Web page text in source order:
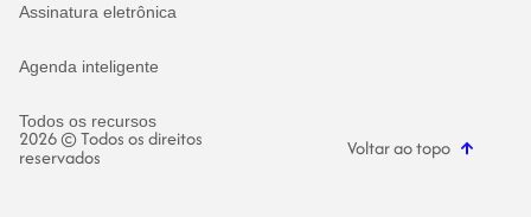
Assinatura eletrônica
Agenda inteligente
Todos os recursos
2026 © Todos os direitos
reservados Voltar ao topo